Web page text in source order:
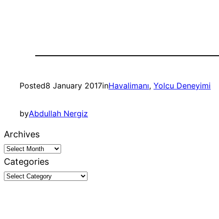
Posted8 January 2017inHavalimanı, Yolcu Deneyimi
byAbdullah Nergiz
Archives
Categories